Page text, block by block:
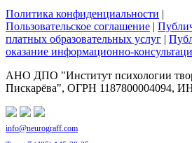
Политика конфиденциальности |
Пользовательское соглашение |
платных образовательных услуг |
оказание
АНО ДПО "Институт психологии
Пискарёва", ОГРН 1187800004094,
info@neurograff.com